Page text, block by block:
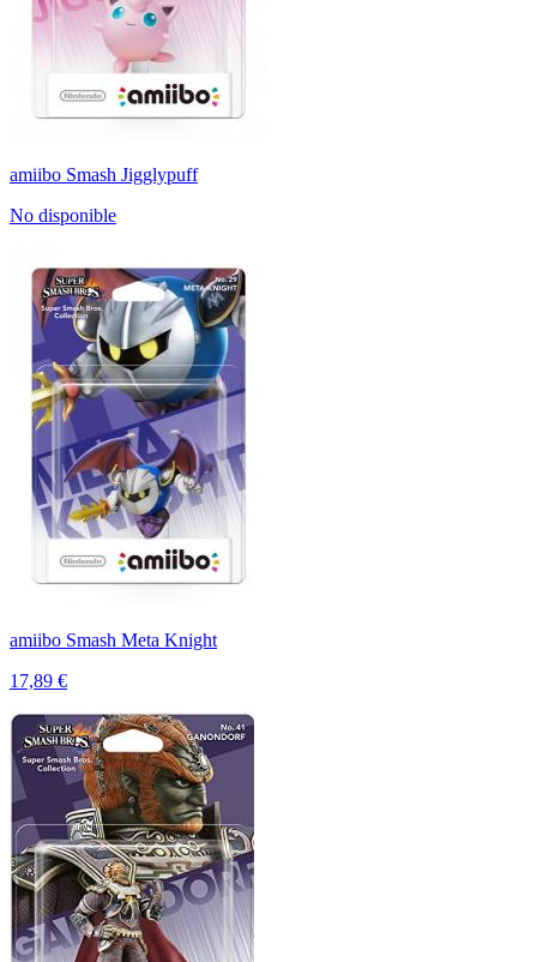
amiibo Smash Jigglypuff
No disponible
amiibo Smash Meta Knight
17,89 €